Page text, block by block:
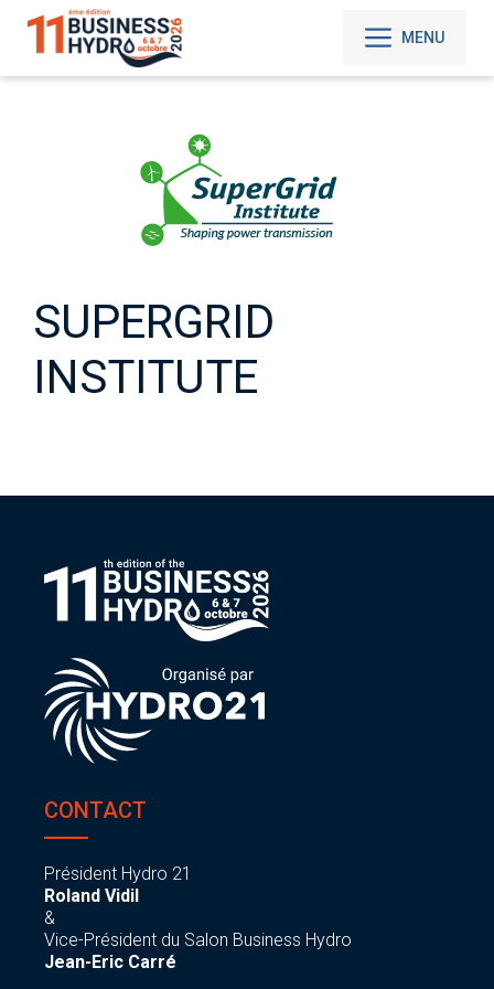
contenu
MENU
SUPERGRID
INSTITUTE
CONTACT
Président Hydro 21
Roland Vidil
&
Vice-Président du Salon Business Hydro
Jean-Eric Carré